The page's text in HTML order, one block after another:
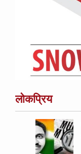
लोकप्रिय